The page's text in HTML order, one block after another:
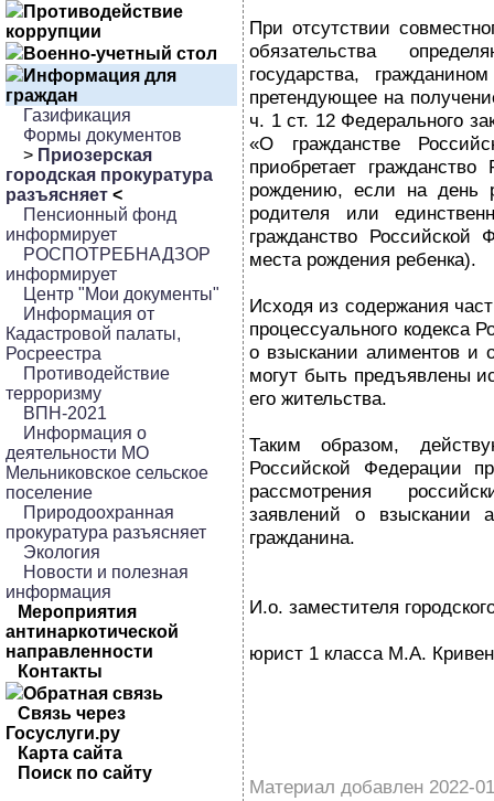
Противодействие
коррупции
Военно-учетный стол
Информация для
граждан
Газификация
Формы документов
> Приозерская
городская прокуратура
разъясняет <
Пенсионный фонд
информирует
РОСПОТРЕБНАДЗОР
информирует
Центр "Мои документы"
Информация от
Кадастровой палаты,
Росреестра
Противодействие
терроризму
ВПН-2021
Информация о
деятельности МО
Мельниковское сельское
поселение
Природоохранная
прокуратура разъясняет
Экология
Новости и полезная
информация
Мероприятия
антинаркотической
направленности
Контакты
Обратная связь
Связь через
Госуслуги.ру
Карта сайта
Поиск по сайту
При отсутствии
обязательства
государства,
претендующее на
ч. 1 ст. 12 Федерального
«О гражданстве
приобретает
рождению, если на день
родителя или
гражданство Российской
места рождения ребенка).
Исходя из содержания
процессуального кодекса
о взыскании алиментов и
могут быть предъявлены
его жительства.
Таким образом,
Российской Федерации
рассмотрения
заявлений о взыскании
гражданина.
И.о. заместителя
юрист 1 класса М.А.
Материал добавлен 2022-